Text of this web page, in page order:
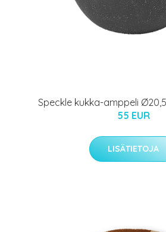
Speckle kukka-amppeli
55 EUR
LISÄTIETOJA